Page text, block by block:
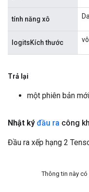
tính năng xô
logitsKích thước
Trả lại
một phiên bản
Nhật ký đầu ra công
Đầu ra xếp hạng 2
Thông tin này